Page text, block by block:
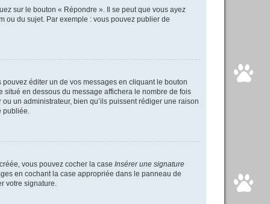
sur le bouton « Répondre ». Il se peut que vous ayez
ou du sujet. Par exemple : vous pouvez publier de
éditer un de vos messages en cliquant le bouton
en dessous du message affichera le nombre de fois
ou un administrateur, bien qu’ils puissent rédiger une raison
vous pouvez cocher la case Insérer une signature
en cochant la case appropriée dans le panneau de
votre signature.